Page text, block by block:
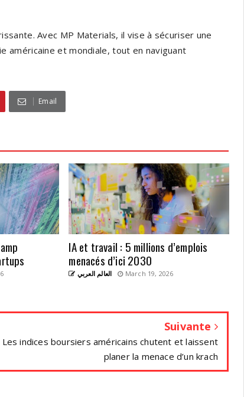
Avec MP Materials, il vise à sécuriser une
américaine et mondiale, tout en naviguant
Email
IA et travail : 5 millions d’emplois
menacés d’ici 2030
العالم العربي March 19, 2026
Suivante
Les indices boursiers américains chutent et laissent
planer la menace d’un krach